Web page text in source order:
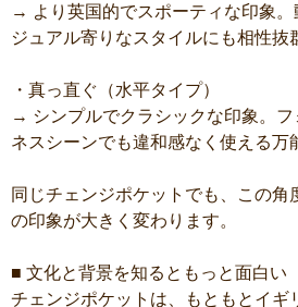
→ より英国的でスポーティな印象。
ジュアル寄りなスタイルにも相性抜
・真っ直ぐ（水平タイプ）
→ シンプルでクラシックな印象。
ネスシーンでも違和感なく使える万
同じチェンジポケットでも、この角
の印象が大きく変わります。
■ 文化と背景を知るともっと面白い
チェンジポケットは、もともとイギ